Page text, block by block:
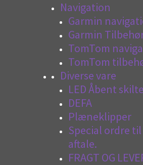
Navigation
Garmin
Garmin
TomTom
TomTom
Diverse vare
LED Åbent
DEFA
Plæneklipper
Special ordre
aftale.
FRAGT OG